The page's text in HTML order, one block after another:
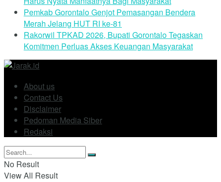
Pemkab Gorontalo Genjot Pemasangan Bendera
Merah Jelang HUT RI ke-81
Rakorwil TPKAD 2026, Bupati Gorontalo Tegaskan
Komitmen Perluas Akses Keuangan Masyarakat
About us
Contact Us
Disclaimer
Pedoman Media Siber
Redaksi
No Result
View All Result